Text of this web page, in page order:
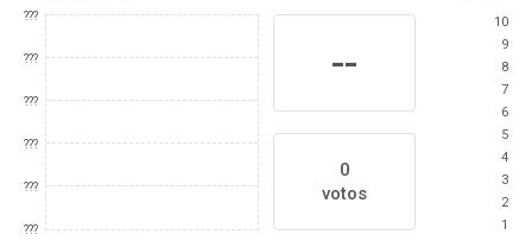
???
???
???
???
???
???
--
0
votos
10
9
8
7
6
5
4
3
2
1